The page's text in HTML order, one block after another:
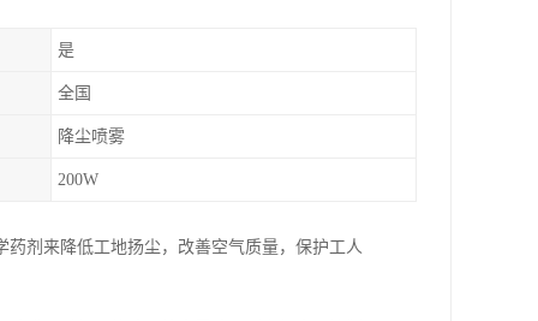
是
全国
降尘喷雾
200W
剂来降低工地扬尘，改善空气质量，保护工人